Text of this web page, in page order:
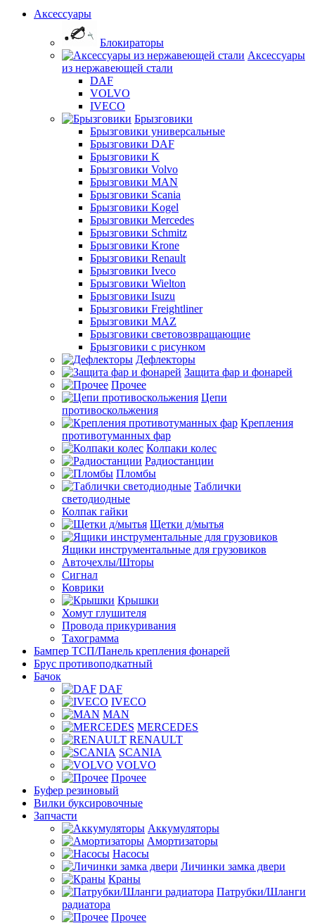
Аксессуары
Блокираторы
Аксессуары
из нержавеющей стали
DAF
VOLVO
IVECO
Брызговики
Брызговики универсальные
Брызговики DAF
Брызговики K
Брызговики Volvo
Брызговики MAN
Брызговики Scania
Брызговики Kogel
Брызговики Mercedes
Брызговики Schmitz
Брызговики Krone
Брызговики Renault
Брызговики Iveco
Брызговики Wielton
Брызговики Isuzu
Брызговики Freightliner
Брызговики MAZ
Брызговики световозвращающие
Брызговики с рисунком
Дефлекторы
Защита фар и фонарей
Прочее
Цепи
противоскольжения
Крепления
противотуманных фар
Колпаки колес
Радиостанции
Пломбы
Таблички
светодиодные
Колпак гайки
Щетки д/мытья
Ящики инструментальные для грузовиков
Авточехлы/Шторы
Сигнал
Коврики
Крышки
Хомут глушителя
Провода прикуривания
Тахограмма
Бампер ТСП/Панель крепления фонарей
Брус противоподкатный
Бачок
DAF
IVECO
MAN
MERCEDES
RENAULT
SCANIA
VOLVO
Прочее
Буфер резиновый
Вилки буксировочные
Запчасти
Аккумуляторы
Амортизаторы
Насосы
Личинки замка двери
Краны
Патрубки/Шланги
радиатора
Прочее